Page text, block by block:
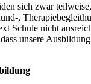
sich zwar
,
Schule nicht
unsere